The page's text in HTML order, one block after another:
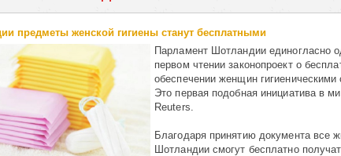
предметы женской гигиены станут бесплатными
Парламент Шотландии единогласно
первом чтении законопроект о
обеспечении женщин гигиеническими
Это первая подобная инициатива в
Reuters.
Благодаря принятию документа все
Шотландии смогут бесплатно